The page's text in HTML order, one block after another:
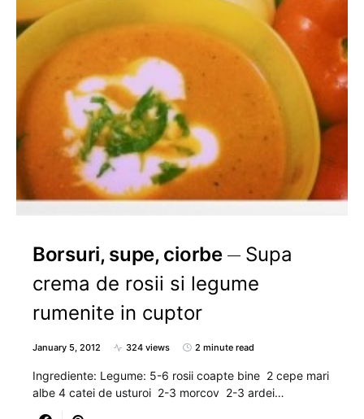
Borsuri, supe, ciorbe
Supa
crema de rosii si legume
rumenite in cuptor
January 5, 2012 324 views 2 minute read
Ingrediente: Legume: 5-6 rosii coapte bine 2 cepe mari
albe 4 catei de usturoi 2-3 morcov 2-3 ardei…